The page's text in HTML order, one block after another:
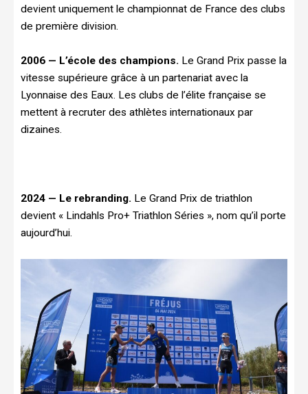
devient uniquement le championnat de France des clubs
de première division.
2006 — L’école des champions. Le Grand Prix passe la
vitesse supérieure grâce à un partenariat avec la
Lyonnaise des Eaux. Les clubs de l’élite française se
mettent à recruter des athlètes internationaux par
dizaines.
2024 — Le rebranding. Le Grand Prix de triathlon
devient « Lindahls Pro+ Triathlon Séries », nom qu’il porte
aujourd’hui.